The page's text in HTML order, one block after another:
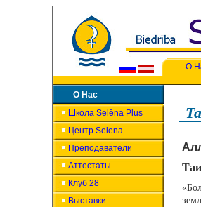
О
О Нас
Школа Selēna Plus
Центр Selena
Преподаватели
Аттестаты
Клуб 28
Выставки